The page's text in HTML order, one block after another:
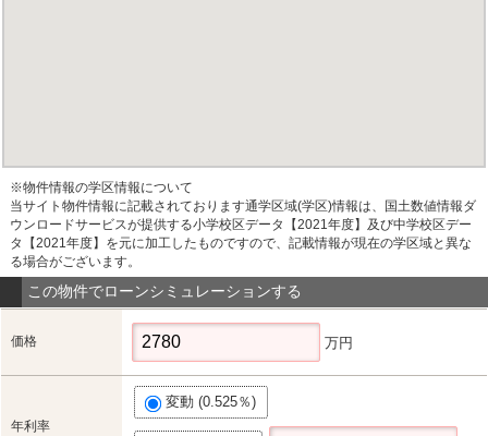
※物件情報の学区情報について
当サイト物件情報に記載されております通学区域(学区)情報は、国土数値情報ダ
ウンロードサービスが提供する小学校区データ【2021年度】及び中学校区デー
タ【2021年度】を元に加工したものですので、記載情報が現在の学区域と異な
る場合がございます。
この物件でローンシミュレーションする
価格 万円
年利率
変動 (0.525％)